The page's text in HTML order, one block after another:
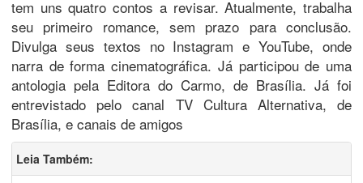
tem uns quatro contos a revisar. Atualmente, trabalha
seu primeiro romance, sem prazo para conclusão.
Divulga seus textos no Instagram e YouTube, onde
narra de forma cinematográfica. Já participou de uma
antologia pela Editora do Carmo, de Brasília. Já foi
entrevistado pelo canal TV Cultura Alternativa, de
Brasília, e canais de amigos
Leia Também: